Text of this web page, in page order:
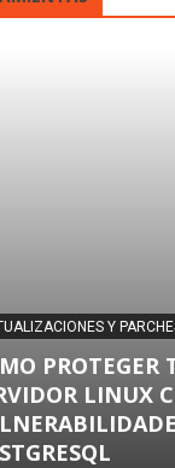
Y
PROTEGER
LINUX